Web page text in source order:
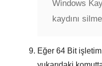
Windows
kaydını silme
Eğer 64 Bitişletim